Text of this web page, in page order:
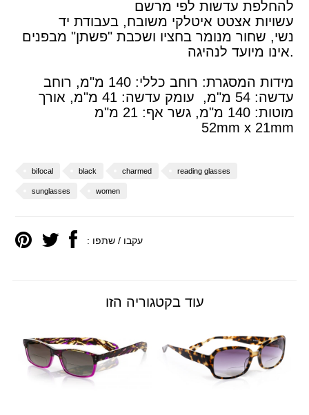
להחלפת עדשות לפי מרשם
עשויות אצטט איטלקי משובח, בעבודת יד
נשי, שחור מנומר בחציו ושכבת "פשתן" מבפנים
.אינו מיועד לנהיגה
מידות המסגרת: רוחב כללי: 140 מ"מ, רוחב
עדשה: 54 מ"מ, עומק עדשה: 41 מ"מ, אורך
מוטות: 140 מ"מ, גשר אף: 21 מ"מ
52mm x 21mm
bifocal black charmed reading glasses
sunglasses women
עקבו / שתפו :
עוד בקטגוריה הזו